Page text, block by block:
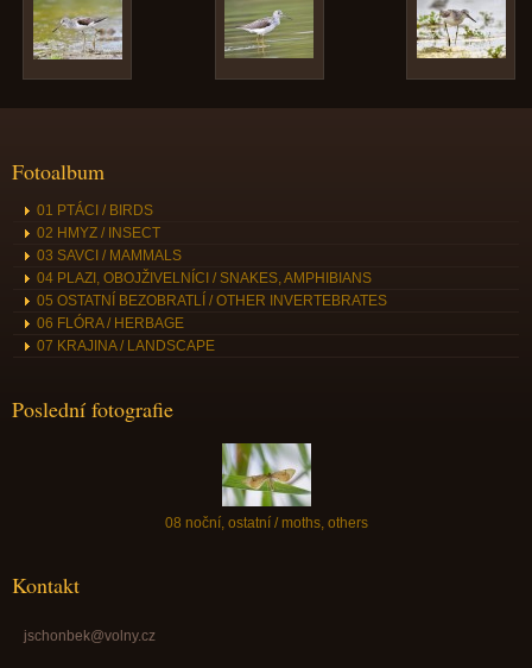
Fotoalbum
01 PTÁCI / BIRDS
02 HMYZ / INSECT
03 SAVCI / MAMMALS
04 PLAZI, OBOJŽIVELNÍCI / SNAKES, AMPHIBIANS
05 OSTATNÍ BEZOBRATLÍ / OTHER INVERTEBRATES
06 FLÓRA / HERBAGE
07 KRAJINA / LANDSCAPE
Poslední fotografie
08 noční, ostatní / moths, others
Kontakt
jschonbek@volny.cz